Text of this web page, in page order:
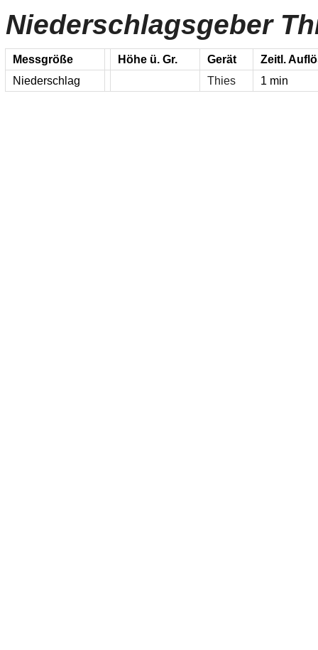
Niederschlagsgeber
Messgröße Höhe ü. Gr. Gerät
Zeitl.
Niederschlag
Thies 1 min